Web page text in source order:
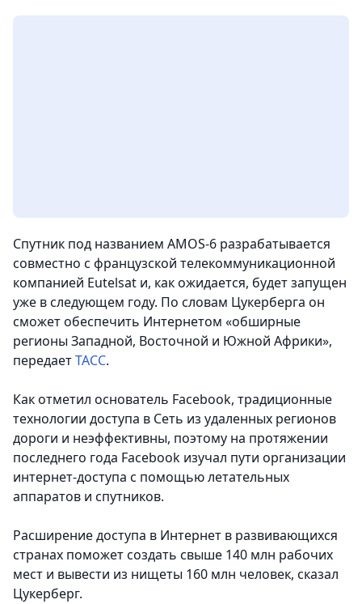
Спутник под названием AMOS-6 разрабатывается
совместно с французской телекоммуникационной
компанией Eutelsat и, как ожидается, будет запущен
уже в следующем году. По словам Цукерберга он
сможет обеспечить Интернетом «обширные
регионы Западной, Восточной и Южной Африки»,
передаетТАСС.
Как отметил основатель Facebook, традиционные
технологии доступа в Сеть из удаленных регионов
дороги и неэффективны, поэтому на протяжении
последнего года Facebook изучал пути организации
интернет-доступа с помощью летательных
аппаратов и спутников.
Расширение доступа в Интернет в развивающихся
странах поможет создать свыше 140 млн рабочих
мест и вывести из нищеты 160 млн человек, сказал
Цукерберг.